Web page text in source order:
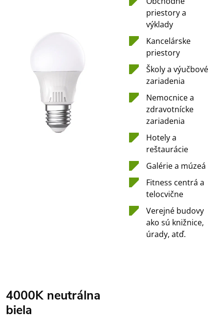
priestory a
výklady
Kancelárske
priestory
Školy a výučbové
zariadenia
Nemocnice a
zdravotnícke
zariadenia
Hotely a
reštaurácie
Galérie a múzeá
Fitness centrá a
telocvične
Verejné budovy
ako sú knižnice,
úrady, atď.
4000K neutrálna
biela